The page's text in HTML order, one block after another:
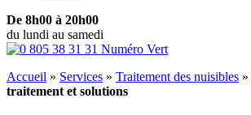
De 8h00 à 20h00
du lundi au samedi
Accueil » Services » Traitement des nuisibles »
traitement et solutions